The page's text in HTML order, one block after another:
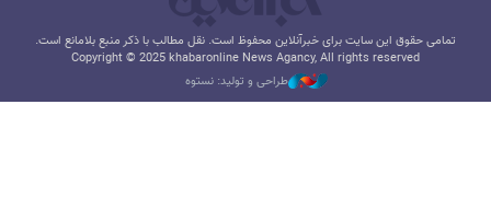
تمامی حقوق این سایت برای خبرآنلاین محفوظ است. نقل مطالب با ذکر منبع بلامانع است.
Copyright © 2025 khabaronline News Agancy, All rights reserved
طراحی و تولید: نستوه